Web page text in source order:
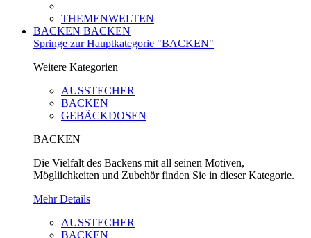
THEMENWELTEN
BACKEN BACKEN
Springe zur Hauptkategorie "BACKEN"
Weitere Kategorien
AUSSTECHER
BACKEN
GEBÄCKDOSEN
BACKEN
Die Vielfalt des Backens mit all seinen Motiven,
Mögliichkeiten und Zubehör finden Sie in dieser Kategorie.
Mehr Details
AUSSTECHER
BACKEN